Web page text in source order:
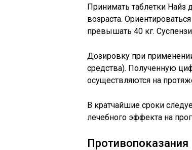
Принимать таблетки Найз
возраста.
превышать 40 кг.
Дозировку при
средства). Полученную
осуществляются на
В кратчайшие сроки
лечебного эффекта на
Противопоказания